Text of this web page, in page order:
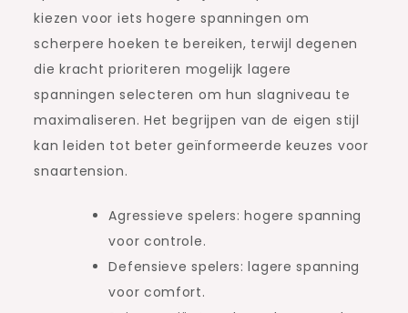
kiezen voor iets hogere spanningen om
scherpere hoeken te bereiken, terwijl degenen
die kracht prioriteren mogelijk lagere
spanningen selecteren om hun slagniveau te
maximaliseren. Het begrijpen van de eigen stijl
kan leiden tot beter geïnformeerde keuzes voor
snaartension.
Agressieve spelers: hogere spanning
voor controle.
Defensieve spelers: lagere spanning
voor comfort.